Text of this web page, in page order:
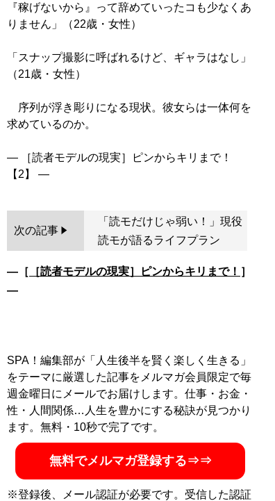
『稼げないから』って辞めていったコも少なくあ
りません」（22歳・女性）
「スナップ撮影に呼ばれるけど、ギャラはなし」
（21歳・女性）
序列が浮き彫りになる現状。彼女らは一体何を
求めているのか。
― ［読者モデルの現実］ピンからキリまで！
次の記事
「読モだけじゃ弱い！」現役
読モが語るライフプラン
―［ ［読者モデルの現実］ピンからキリまで！ ］
―
SPA！編集部が「人生後半を賢く楽しく生きる」
をテーマに厳選した記事をメルマガ会員限定で毎
週金曜日にメールでお届けします。仕事・お金・
性・人間関係…人生を豊かにする秘訣が見つかり
ます。無料・10秒で完了です。
無料でメルマガ登録する⇒⇒
※登録後、メール認証が必要です。受信した認証